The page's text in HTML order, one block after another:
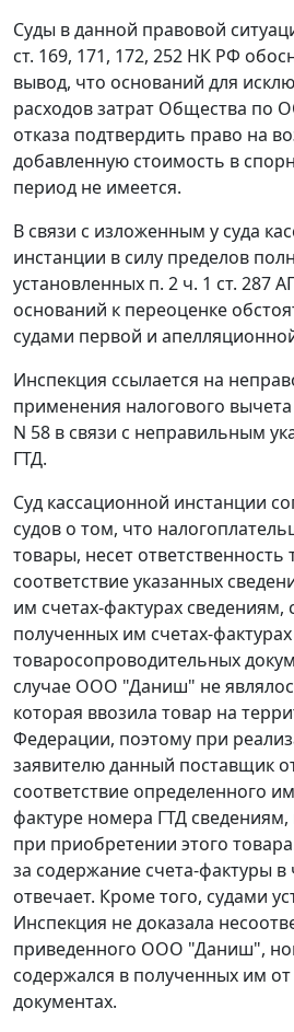
Суды в данной правовой
ст. 169, 171, 172, 252 НК РФ
вывод, что оснований для
расходов затрат Общества по
отказа подтвердить право на
добавленную стоимость в
период не имеется.
В связи с изложенным у суда
инстанции в силу пределов
установленных п. 2 ч. 1 ст. 287
оснований к переоценке
судами первой и
Инспекция ссылается на
применения налогового
N 58 в связи с неправильным
ГТД.
Суд кассационной инстанции
судов о том, что
товары, несет ответственность
соответствие указанных
им счетах-фактурах
полученных им счетах-
товаросопроводительных
случае ООО "Даниш" не
которая ввозила товар на
Федерации, поэтому при
заявителю данный поставщик
соответствие определенного
фактуре номера ГТД
при приобретении этого
за содержание счета-фактуры
отвечает. Кроме того, судами
Инспекция не доказала
приведенного ООО "Даниш",
содержался в полученных им
документах.